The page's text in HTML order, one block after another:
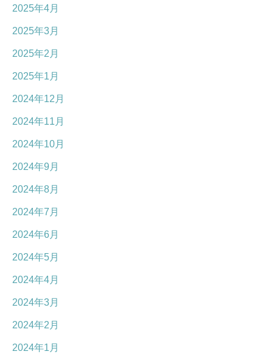
2025年4月
2025年3月
2025年2月
2025年1月
2024年12月
2024年11月
2024年10月
2024年9月
2024年8月
2024年7月
2024年6月
2024年5月
2024年4月
2024年3月
2024年2月
2024年1月